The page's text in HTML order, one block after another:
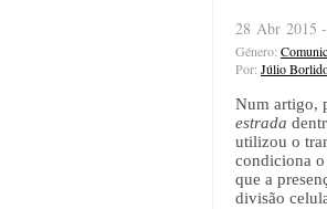
28 Abr 2015
Género:
Por: Júlio
Num artigo,
estrada
utilizou o
condiciona
que a
divisão